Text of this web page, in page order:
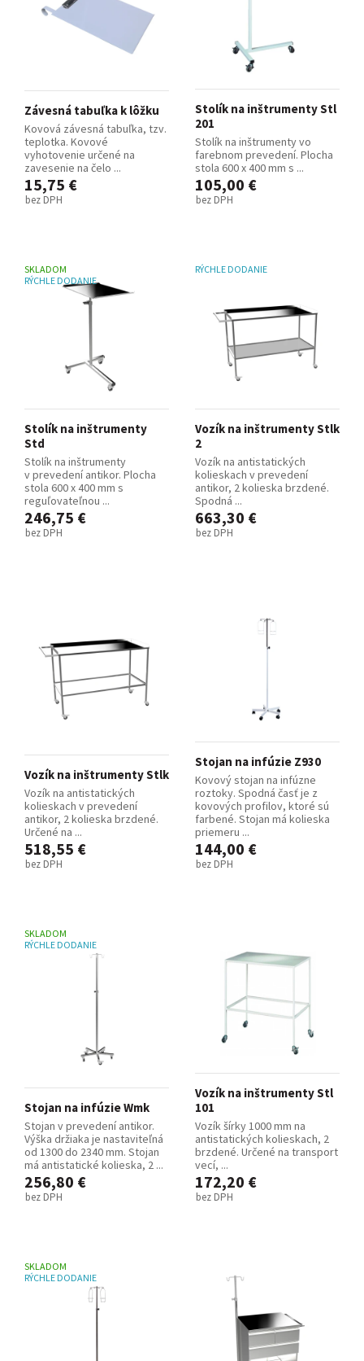
Závesná tabuľka k lôžku
Kovová závesná tabuľka, tzv.
teplotka. Kovové
vyhotovenie určené na
zavesenie na čelo ...
15,75 €
bez DPH
Stolík na inštrumenty Stl
201
Stolík na inštrumenty vo
farebnom prevedení. Plocha
stola 600 x 400 mm s ...
105,00 €
bez DPH
SKLADOM
RÝCHLE DODANIE
Stolík na inštrumenty
Std
Stolík na inštrumenty
v prevedení antikor. Plocha
stola 600 x 400 mm s
reguľovateľnou ...
246,75 €
bez DPH
RÝCHLE DODANIE
Vozík na inštrumenty Stlk
2
Vozík na antistatických
kolieskach v prevedení
antikor, 2 kolieska brzdené.
Spodná ...
663,30 €
bez DPH
Vozík na inštrumenty Stlk
Vozík na antistatických
kolieskach v prevedení
antikor, 2 kolieska brzdené.
Určené na ...
518,55 €
bez DPH
Stojan na infúzie Z930
Kovový stojan na infúzne
roztoky. Spodná časť je z
kovových profilov, ktoré sú
farbené. Stojan má kolieska
priemeru ...
144,00 €
bez DPH
SKLADOM
RÝCHLE DODANIE
Stojan na infúzie Wmk
Stojan v prevedení antikor.
Výška držiaka je nastaviteľná
od 1300 do 2340 mm. Stojan
má antistatické kolieska, 2 ...
256,80 €
bez DPH
Vozík na inštrumenty Stl
101
Vozík šírky 1000 mm na
antistatických kolieskach, 2
brzdené. Určené na transport
vecí, ...
172,20 €
bez DPH
SKLADOM
RÝCHLE DODANIE